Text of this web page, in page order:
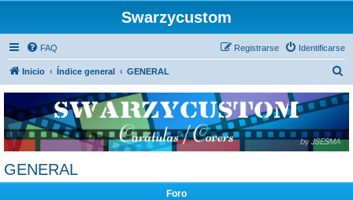
Swarzycustom
FAQ Identificarse
Registrarse
Inicio Índice general GENERAL
c
GENERAL
Foro